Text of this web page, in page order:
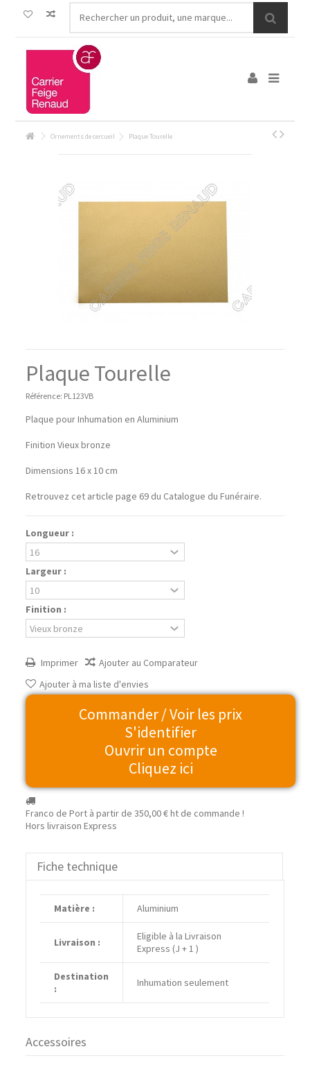
Ornements de cercueil Plaque Tourelle
Plaque Tourelle
Référence: PL123VB
Plaque pour Inhumation en Aluminium
Finition Vieux bronze
Dimensions 16 x 10 cm
Retrouvez cet article page 69 du Catalogue du Funéraire.
Longueur :
Largeur :
Finition :
Imprimer
Ajouter au Comparateur
Ajouter à ma liste d'envies
Commander / Voir les prix
S'identifier
Ouvrir un compte
Cliquez ici
Franco de Port à partir de350,00 €ht de commande !
Hors livraison Express
Fiche technique
Matière : Aluminium
Livraison :
Eligible à la Livraison
Express (J + 1 )
Destination
:
Inhumation seulement
Accessoires